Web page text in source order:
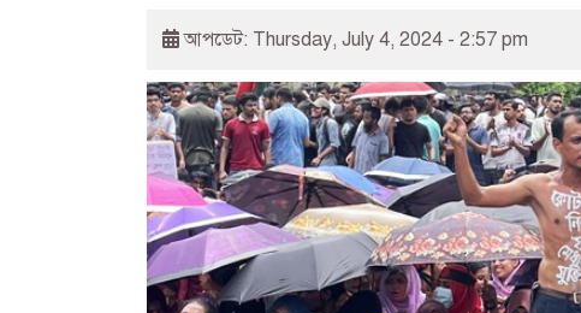
আপডেট: Thursday, July 4, 2024 - 2:57 pm